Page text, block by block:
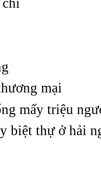
chí
mại
mấy triệu
biệt thự ở hải